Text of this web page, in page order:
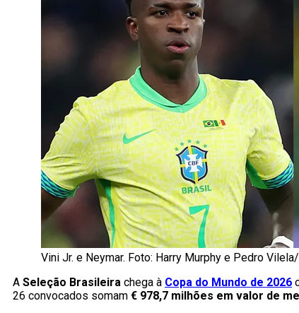
Vini Jr. e Neymar. Foto: Harry Murphy e Pedro
A Seleção Brasileira chega à Copa do Mundo de 2026
26 convocados somam € 978,7 milhões em valor de